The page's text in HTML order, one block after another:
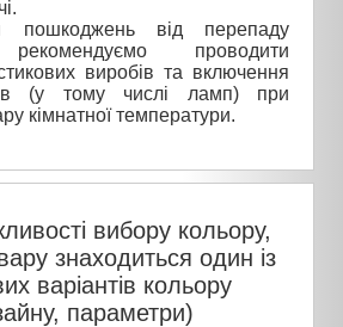
пошкоджень від перепаду
проводити
виробів та включення
(у тому числі ламп) при
кімнатної температури.
вибору кольору,
знаходиться один із
варіантів кольору
параметри)